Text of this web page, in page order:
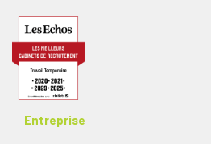
Entreprise